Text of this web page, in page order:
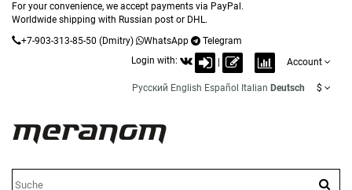
For your convenience, we accept payments via PayPal.
Worldwide shipping with Russian post or DHL.
+7-903-313-85-50 (Dmitry) WhatsApp
Telegram
Login with:
Account
Русский English Español Italian Deutsch $